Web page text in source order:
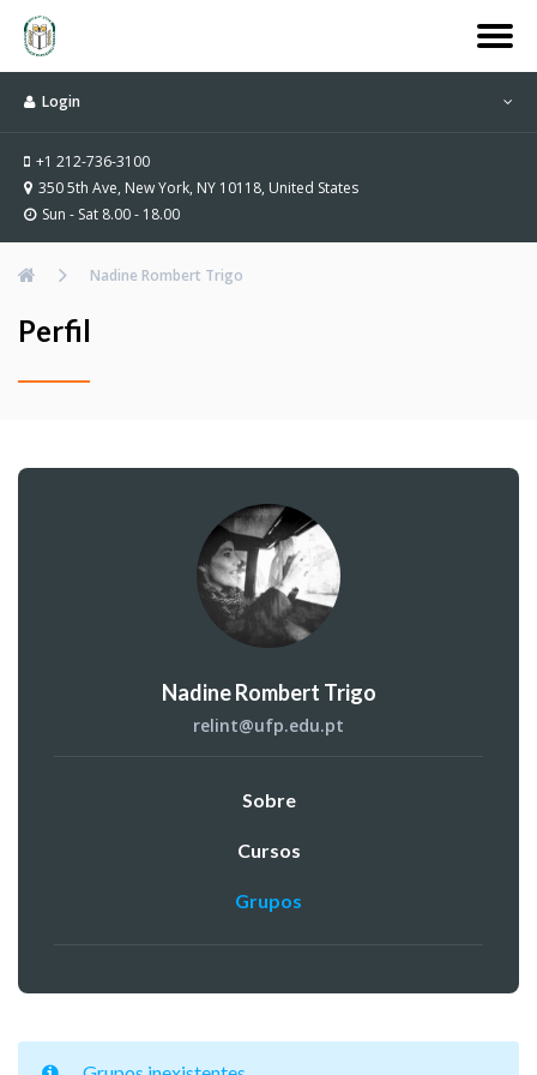
Login
+1 212-736-3100
350 5th Ave, New York, NY 10118, United States
Sun - Sat 8.00 - 18.00
Nadine Rombert Trigo
Perfil
Nadine Rombert Trigo
relint@ufp.edu.pt
Sobre
Cursos
Grupos